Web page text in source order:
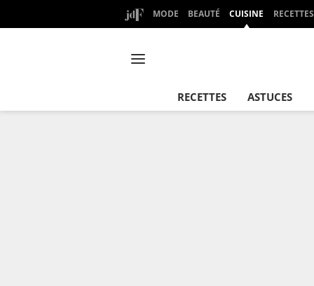
MODE BEAUTÉ CUISINE RECETTES
RECETTES ASTUCES